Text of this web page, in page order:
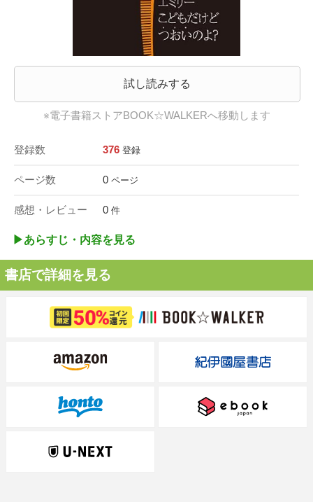
試し読みする
※電子書籍ストアBOOK☆WALKERへ移動します
登録数 376 登録
ページ数 0 ページ
感想・レビュー 0 件
▶︎あらすじ・内容を見る
書店で詳細を見る